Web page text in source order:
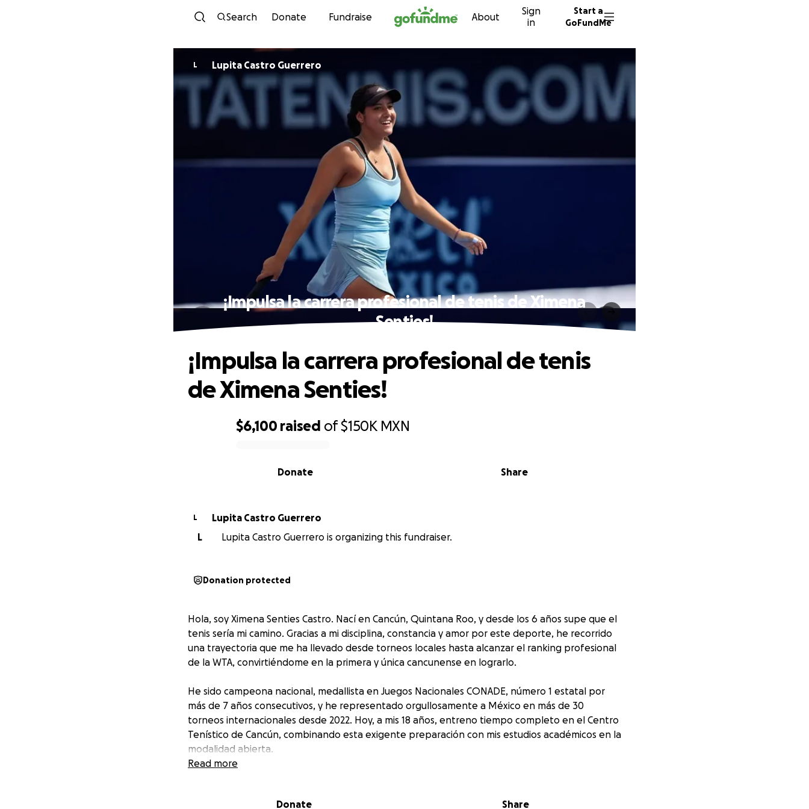
Skip to content
Search Donate Fundraise About
Sign
in
Start a
GoFundMe
L Lupita Castro Guerrero
¡Impulsa la carrera profesional de tenis de Ximena
Senties!
$6,100 raised of$150K MXN
Share
Donate
¡Impulsa la carrera profesional de tenis
de Ximena Senties!
L
Lupita Castro Guerrero
L
Lupita Castro Guerrero is organizing this fundraiser.
Donation protected
Hola, soy Ximena Senties Castro. Nací en Cancún, Quintana Roo, y desde los 6 años supe que el
tenis sería mi camino. Gracias a mi disciplina, constancia y amor por este deporte, he recorrido
una trayectoria que me ha llevado desde torneos locales hasta alcanzar el ranking profesional
de la WTA, convirtiéndome en la primera y única cancunense en lograrlo.
He sido campeona nacional, medallista en Juegos Nacionales CONADE, número 1 estatal por
más de 7 años consecutivos, y he representado orgullosamente a México en más de 30
torneos internacionales desde 2022. Hoy, a mis 18 años, entreno tiempo completo en el Centro
Tenístico de Cancún, combinando esta exigente preparación con mis estudios académicos en la
modalidad abierta.
eso, hoy te pido tu apoyo. Cualquier aportación, por pequeña que sea, me ayuda a seguir
Read more
Donate Share